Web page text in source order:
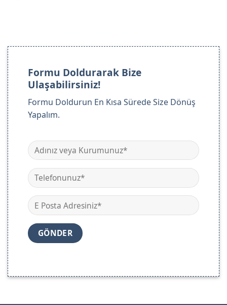
Formu Doldurarak Bize
Ulaşabilirsiniz!
Formu Doldurun En Kısa Sürede Size Dönüş
Yapalım.